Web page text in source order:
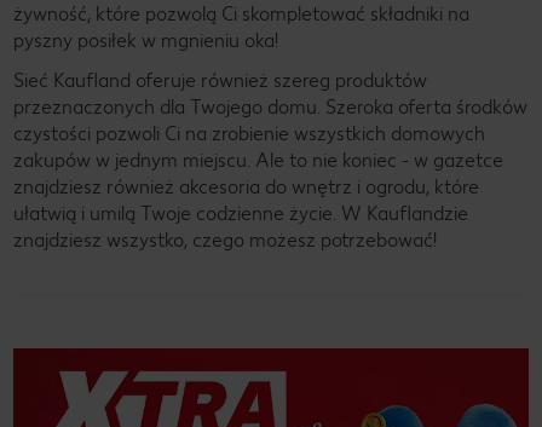
żywność, które pozwolą Ci skompletować składniki na
pyszny posiłek w mgnieniu oka!
Sieć Kaufland oferuje również szereg produktów
przeznaczonych dla Twojego domu. Szeroka oferta środków
czystości pozwoli Ci na zrobienie wszystkich domowych
zakupów w jednym miejscu. Ale to nie koniec - w gazetce
znajdziesz również akcesoria do wnętrz i ogrodu, które
ułatwią i umilą Twoje codzienne życie. W Kauflandzie
znajdziesz wszystko, czego możesz potrzebować!